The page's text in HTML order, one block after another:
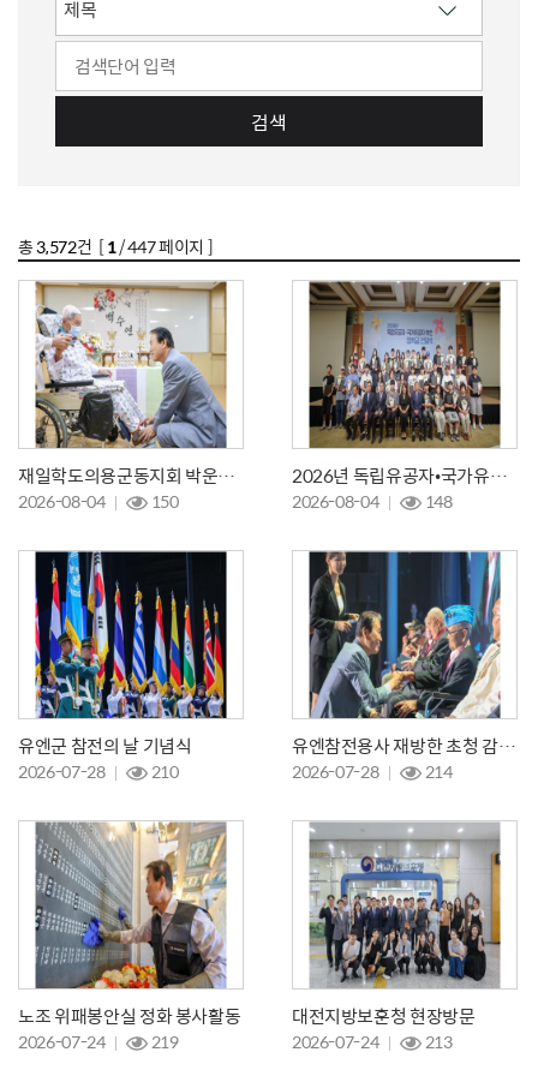
검색
총3,572건 [1/ 447 페이지 ]
재일학도의용군동지회 박운욱 회장 백수연(白壽宴)
2026-08-04
150
2026년 독립유공자•국가유공자 후손 장학금 전달식
2026-08-04
148
유엔군 참전의 날 기념식
2026-07-28
210
유엔참전용사 재방한 초청 감사만찬
2026-07-28
214
노조 위패봉안실 정화 봉사활동
2026-07-24
219
대전지방보훈청 현장방문
2026-07-24
213